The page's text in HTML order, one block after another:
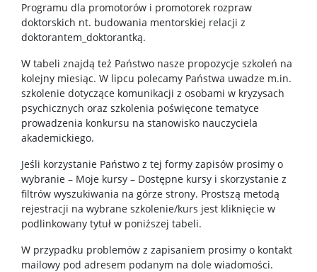
Programu dla promotorów i promotorek rozpraw
doktorskich nt. budowania mentorskiej relacji z
doktorantem_doktorantką.
W tabeli znajdą też Państwo nasze propozycje szkoleń na
kolejny miesiąc. W lipcu polecamy Państwa uwadze m.in.
szkolenie dotyczące komunikacji z osobami w kryzysach
psychicznych oraz szkolenia poświęcone tematyce
prowadzenia konkursu na stanowisko nauczyciela
akademickiego.
Jeśli korzystanie Państwo z tej formy zapisów prosimy o
wybranie – Moje kursy – Dostępne kursy i skorzystanie z
filtrów wyszukiwania na górze strony. Prostszą metodą
rejestracji na wybrane szkolenie/kurs jest kliknięcie w
podlinkowany tytuł w poniższej tabeli.
W przypadku problemów z zapisaniem prosimy o kontakt
mailowy pod adresem podanym na dole wiadomości.